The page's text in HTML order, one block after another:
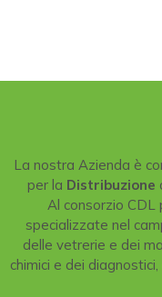
La nostra Azienda è
per la Distribuzione
Al consorzio CDL
specializzate nel
delle vetrerie e dei
chimici e dei